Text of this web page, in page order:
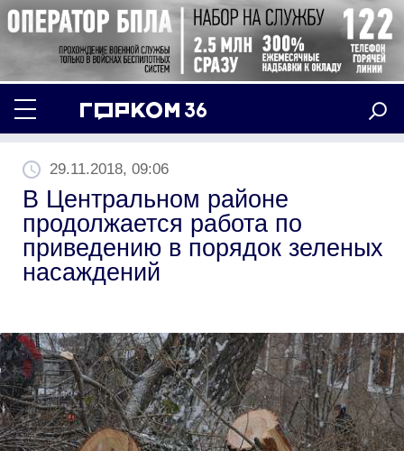
29.11.2018, 09:06
В Центральном районе
продолжается работа по
приведению в порядок зеленых
насаждений